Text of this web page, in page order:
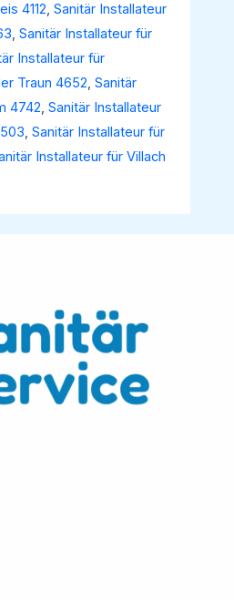
4112,Sanitär Installateur
,Sanitär Installateur für
Installateur für
Traun 4652,Sanitär
4742,Sanitär Installateur
,Sanitär Installateur für
Installateur für Villach